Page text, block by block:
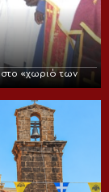
«χωριό των